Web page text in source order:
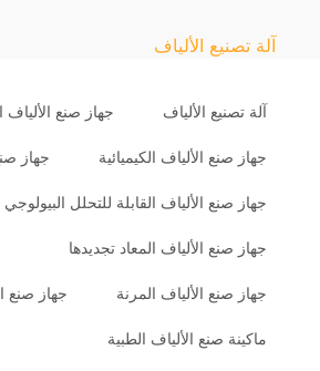
آلة تصنيع الألياف
آلة تصنيع الألياف جهاز صنع الألياف
جهاز صنع الألياف الكيميائية جهاز
جهاز صنع الألياف القابلة للتحلل البيولوجي
جهاز صنع الألياف المعاد تجديدها
جهاز صنع الألياف المرنة جهاز صنع
ماكينة صنع الألياف الطبية